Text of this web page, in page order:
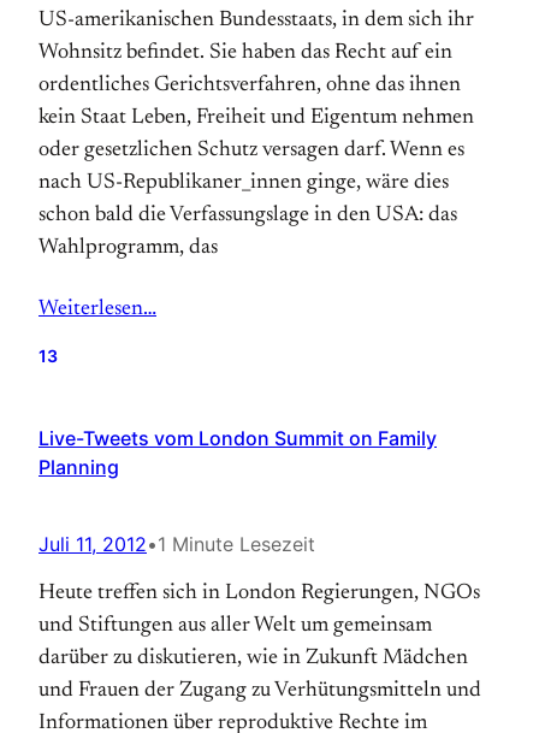
US-amerikanischen Bundesstaats, in dem sich ihr
Wohnsitz befindet. Sie haben das Recht auf ein
ordent­liches Ge­richts­­verfahren, ohne das ihnen
kein Staat Leben, Freiheit und Eigen­tum nehmen
oder gesetz­lichen Schutz versagen darf. Wenn es
nach US-Republikaner_innen ginge, wäre dies
schon bald die Ver­fassungs­­­lage in den USA: das
Wahl­­programm, das
Weiterlesen…
13
Live-Tweets vom London Summit on Family
Planning
Juli 11, 2012•1 Minute Lesezeit
Heute treffen sich in London Regierungen, NGOs
und Stiftungen aus aller Welt um gemeinsam
darüber zu diskutieren, wie in Zukunft Mädchen
und Frauen der Zugang zu Verhütungsmitteln und
Informationen über reproduktive Rechte im